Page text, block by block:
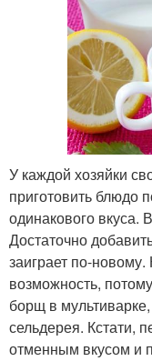
У каждой хозяйки
приготовить блюдо
одинакового вкуса.
Достаточно
заиграет по-новому.
возможность,
борщ в
сельдерея. Кстати,
отменным вкусом и